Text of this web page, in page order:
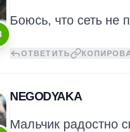
Боюсь, что сеть не
ОТВЕТИТЬ
NEGODYAKA
Мальчик радостно